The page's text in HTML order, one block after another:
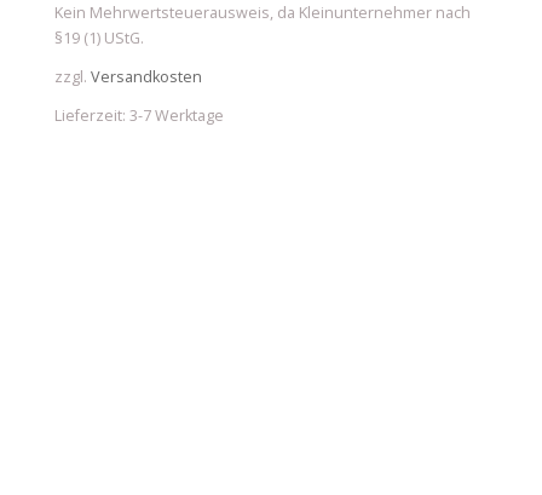
Kein Mehrwertsteuerausweis, da Kleinunternehmer nach
§19 (1) UStG.
zzgl. Versandkosten
Lieferzeit: 3-7 Werktage